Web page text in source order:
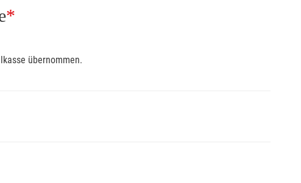
*
übernommen.
die Abrechnungsunterlagen spätestens zu Kursbeginn